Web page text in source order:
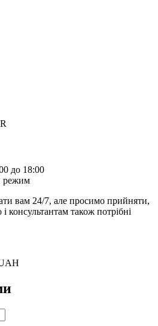
до 18:00
режим
вам 24/7, але просимо прийняти,
також потрібні